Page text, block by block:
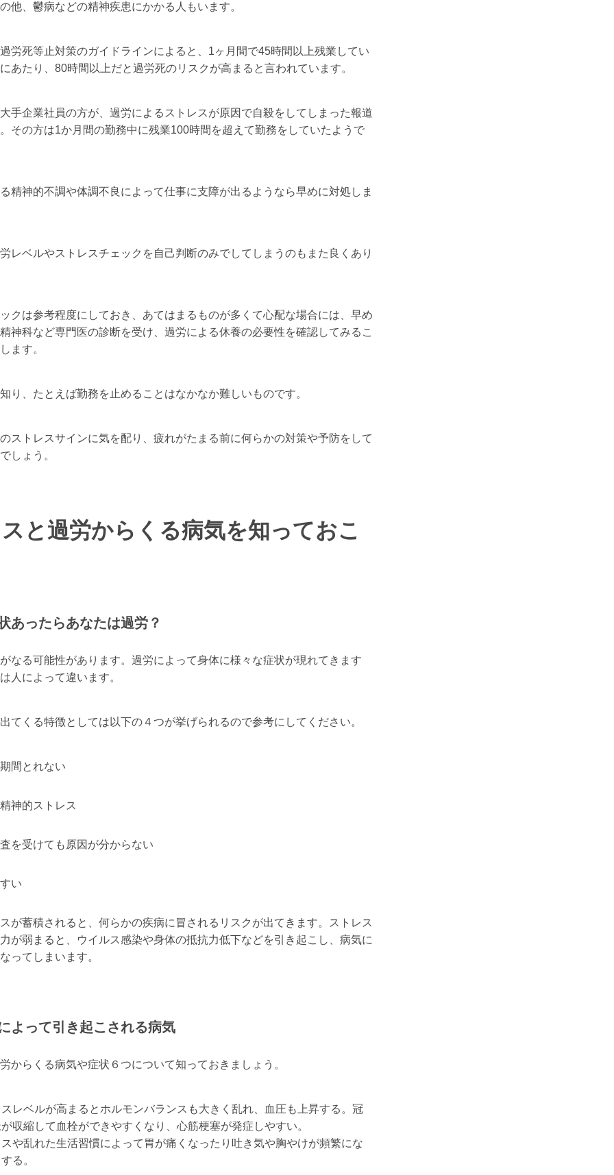
他、鬱病などの精神疾患にかかる人もいます。
労死等止対策のガイドラインによると、1ヶ月間で45時間以上残業してい
あたり、80時間以上だと過労死のリスクが高まると言われています。
手企業社員の方が、過労によるストレスが原因で自殺をしてしまった報道
その方は1か月間の勤務中に残業100時間を超えて勤務をしていたようで
精神的不調や体調不良によって仕事に支障が出るようなら早めに対処しま
レベルやストレスチェックを自己判断のみでしてしまうのもまた良くあり
クは参考程度にしておき、あてはまるものが多くて心配な場合には、早め
神科など専門医の診断を受け、過労による休養の必要性を確認してみるこ
ます。
り、たとえば勤務を止めることはなかなか難しいものです。
ストレスサインに気を配り、疲れがたまる前に何らかの対策や予防をして
しょう。
と過労からくる病気を知っておこ
あったらあなたは過労？
なる可能性があります。過労によって身体に様々な症状が現れてきます
人によって違います。
てくる特徴としては以下の４つが挙げられるので参考にしてください。
間とれない
神的ストレス
を受けても原因が分からない
い
が蓄積されると、何らかの疾病に冒されるリスクが出てきます。ストレス
が弱まると、ウイルス感染や身体の抵抗力低下などを引き起こし、病気に
ってしまいます。
よって引き起こされる病気
からくる病気や症状６つについて知っておきましょう。
レベルが高まるとホルモンバランスも大きく乱れ、血圧も上昇する。冠
収縮して血栓ができやすくなり、心筋梗塞が発症しやすい。
や乱れた生活習慣によって胃が痛くなったり吐き気や胸やけが頻繁にな
る。